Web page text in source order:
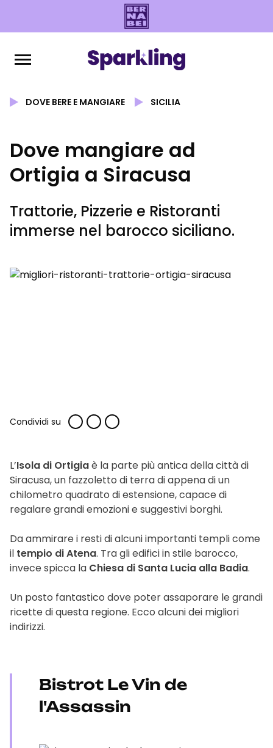
DOVE BERE E MANGIARE SICILIA
Dove mangiare ad
Ortigia a Siracusa
Trattorie, Pizzerie e Ristoranti
immerse nel barocco siciliano.
Condividi su
L’Isola di Ortigiaè la parte più antica della città di
Siracusa, un fazzoletto di terra di appena di un
chilometro quadrato di estensione, capace di
regalare grandi emozioni e suggestivi borghi.
Da ammirare i resti di alcuni importanti templi come
il tempio di Atena. Tra gli edifici in stile barocco,
invece spicca la Chiesa di Santa Lucia alla Badia.
Un posto fantastico dove poter assaporare le grandi
ricette di questa regione. Ecco alcuni dei migliori
indirizzi.
Bistrot Le Vin de
l'Assassin